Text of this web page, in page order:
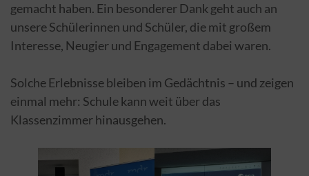
gemacht haben. Ein besonderer Dank geht auch an
unsere Schülerinnen und Schüler, die mit großem
Interesse, Neugier und Engagement dabei waren.
Solche Erlebnisse bleiben im Gedächtnis – und zeigen
einmal mehr: Schule kann weit über das
Klassenzimmer hinausgehen.